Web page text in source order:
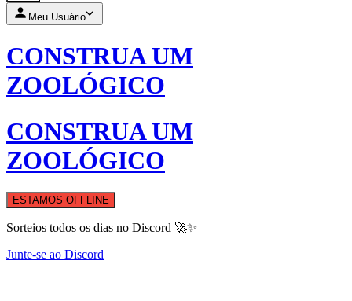
Meu Usuário
CONSTRUA UM
ZOOLÓGICO
CONSTRUA UM
ZOOLÓGICO
ESTAMOS OFFLINE
Sorteios todos os dias no Discord 🚀✨
Junte-se ao Discord